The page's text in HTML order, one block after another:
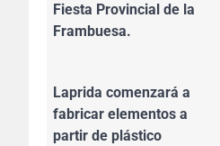
Fiesta Provincial de la
Frambuesa.
Laprida comenzará a
fabricar elementos a
partir de plástico